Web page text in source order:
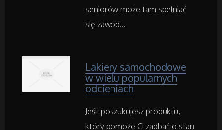
Narzędzia
Samochody
Transport
seniorów może tam spełniać
się zawod...
Lakiery samochodowe
w wielu popularnych
odcieniach
Jeśli poszukujesz produktu,
który pomoże Ci zadbać o stan